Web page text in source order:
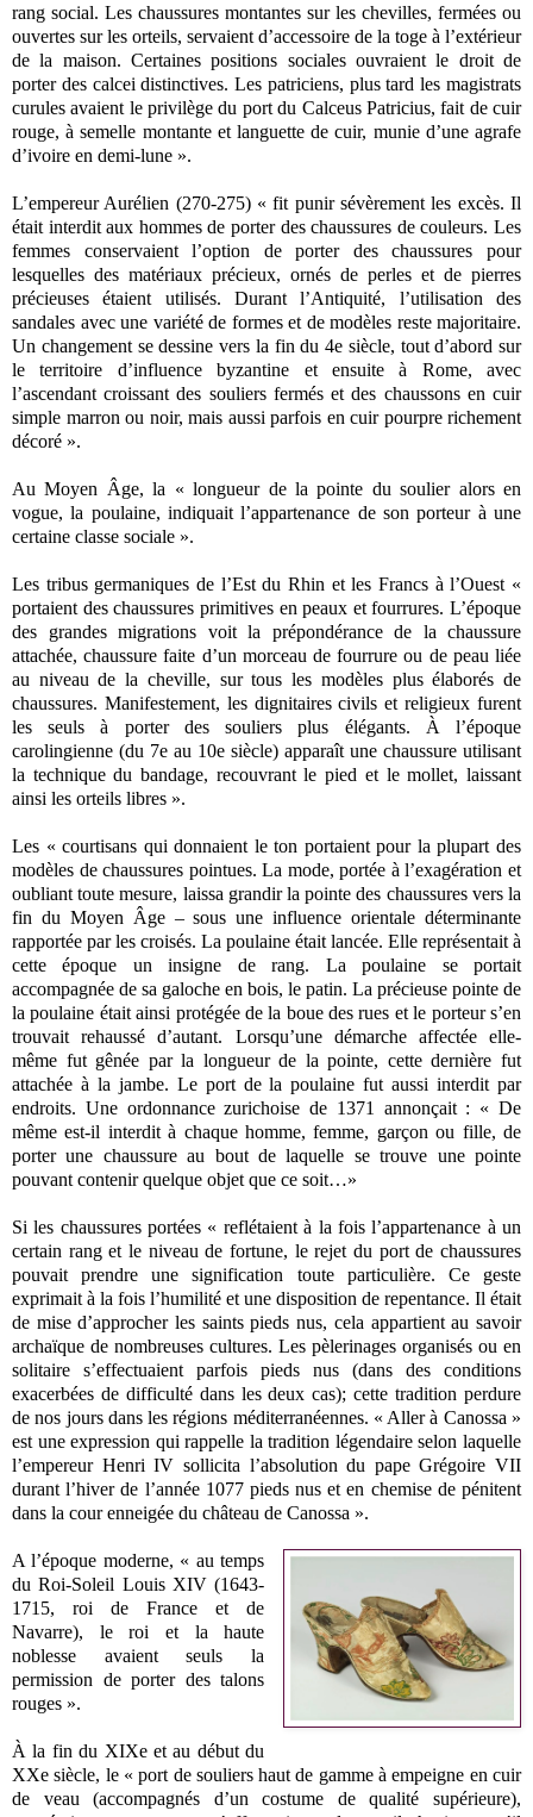
rang social. Les chaussures montantes sur les chevilles, fermées ou
ouvertes sur les orteils, servaient d’accessoire de la toge à l’extérieur
de la maison. Certaines positions sociales ouvraient le droit de
porter des calcei distinctives. Les patriciens, plus tard les magistrats
curules avaient le privilège du port du Calceus Patricius, fait de cuir
rouge, à semelle montante et languette de cuir, munie d’une agrafe
d’ivoire en demi-lune ».
L’empereur Aurélien (270-275) « fit punir sévèrement les excès. Il
était interdit aux hommes de porter des chaussures de couleurs. Les
femmes conservaient l’option de porter des chaussures pour
lesquelles des matériaux précieux, ornés de perles et de pierres
précieuses étaient utilisés. Durant l’Antiquité, l’utilisation des
sandales avec une variété de formes et de modèles reste majoritaire.
Un changement se dessine vers la fin du 4e siècle, tout d’abord sur
le territoire d’influence byzantine et ensuite à Rome, avec
l’ascendant croissant des souliers fermés et des chaussons en cuir
simple marron ou noir, mais aussi parfois en cuir pourpre richement
décoré ».
Au Moyen Âge, la « longueur de la pointe du soulier alors en
vogue, la poulaine, indiquait l’appartenance de son porteur à une
certaine classe sociale ».
Les tribus germaniques de l’Est du Rhin et les Francs à l’Ouest «
portaient des chaussures primitives en peaux et fourrures. L’époque
des grandes migrations voit la prépondérance de la chaussure
attachée, chaussure faite d’un morceau de fourrure ou de peau liée
au niveau de la cheville, sur tous les modèles plus élaborés de
chaussures. Manifestement, les dignitaires civils et religieux furent
les seuls à porter des souliers plus élégants. À l’époque
carolingienne (du 7e au 10e siècle) apparaît une chaussure utilisant
la technique du bandage, recouvrant le pied et le mollet, laissant
ainsi les orteils libres ».
Les « courtisans qui donnaient le ton portaient pour la plupart des
modèles de chaussures pointues. La mode, portée à l’exagération et
oubliant toute mesure, laissa grandir la pointe des chaussures vers la
fin du Moyen Âge – sous une influence orientale déterminante
rapportée par les croisés. La poulaine était lancée. Elle représentait à
cette époque un insigne de rang. La poulaine se portait
accompagnée de sa galoche en bois, le patin. La précieuse pointe de
la poulaine était ainsi protégée de la boue des rues et le porteur s’en
trouvait rehaussé d’autant. Lorsqu’une démarche affectée elle-
même fut gênée par la longueur de la pointe, cette dernière fut
attachée à la jambe. Le port de la poulaine fut aussi interdit par
endroits. Une ordonnance zurichoise de 1371 annonçait : « De
même est-il interdit à chaque homme, femme, garçon ou fille, de
porter une chaussure au bout de laquelle se trouve une pointe
pouvant contenir quelque objet que ce soit…»
Si les chaussures portées « reflétaient à la fois l’appartenance à un
certain rang et le niveau de fortune, le rejet du port de chaussures
pouvait prendre une signification toute particulière. Ce geste
exprimait à la fois l’humilité et une disposition de repentance. Il était
de mise d’approcher les saints pieds nus, cela appartient au savoir
archaïque de nombreuses cultures. Les pèlerinages organisés ou en
solitaire s’effectuaient parfois pieds nus (dans des conditions
exacerbées de difficulté dans les deux cas); cette tradition perdure
de nos jours dans les régions méditerranéennes. « Aller à Canossa »
est une expression qui rappelle la tradition légendaire selon laquelle
l’empereur Henri IV sollicita l’absolution du pape Grégoire VII
durant l’hiver de l’année 1077 pieds nus et en chemise de pénitent
dans la cour enneigée du château de Canossa ».
A l’époque moderne, « au temps
du Roi-Soleil Louis XIV (1643-
1715, roi de France et de
Navarre), le roi et la haute
noblesse avaient seuls la
permission de porter des talons
rouges ».
À la fin du XIXe et au début du
XXe siècle, le « port de souliers haut de gamme à empeigne en cuir
de veau (accompagnés d’un costume de qualité supérieure),